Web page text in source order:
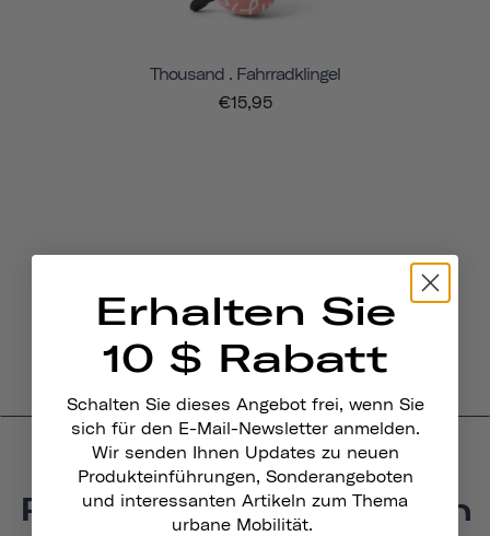
Thousand . Fahrradklingel
€15,95
Produktbewertungen
Erhalten Sie
10 $ Rabatt
Schalten Sie dieses Angebot frei, wenn Sie
sich für den E-Mail-Newsletter anmelden.
Wir senden Ihnen Updates zu neuen
Produkteinführungen, Sonderangeboten
und interessanten Artikeln zum Thema
urbane Mobilität.